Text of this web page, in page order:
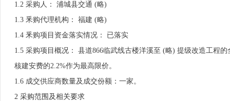
1.2 采购人： 浦城县交通 (略)
1.3 釆购代理机构： 福建 (略)
1.4 釆购项目资金落实情况： 已落实
1.5 采购项目概况： 县道866临武线古楼洋溪至 (略) 提级改造工程
核建安费的2.2%作为最高限价。
1.6 成交供应商数量及成交份额：一家。
2 采购范围及相关要求